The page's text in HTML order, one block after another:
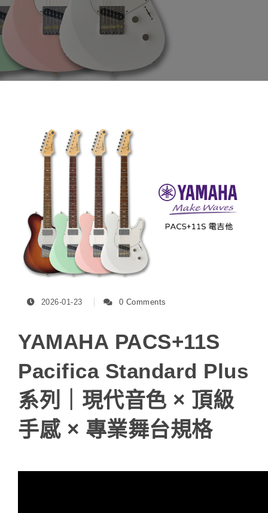
2026-01-23 0 Comments
YAMAHA PACS+11S
Pacifica Standard Plus
系列｜現代音色 × 頂級
手感 × 專業舞台規格